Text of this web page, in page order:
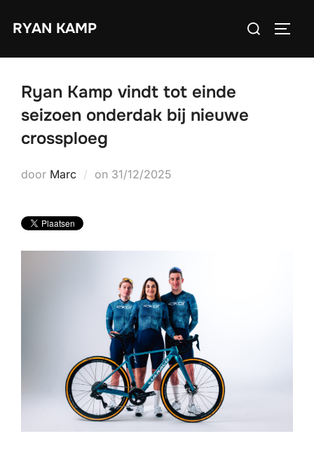
naarRYAN KAMP
Zoek
Ryan Kamp vindt tot einde
seizoen onderdak bij nieuwe
crossploeg
door Marc on Geplaatst
31/12/2025